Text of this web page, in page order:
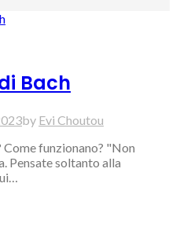
Bach
by Evi Choutou
funzionano? "Non
Pensate soltanto alla